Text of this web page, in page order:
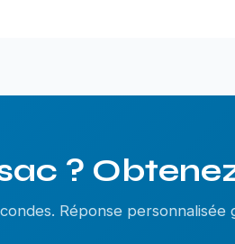
?
Réponse